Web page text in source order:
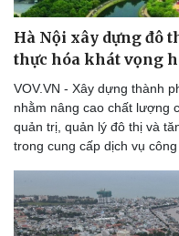
Hà Nội xây dựng đô
thực hóa khát vọng
VOV.VN - Xây dựng thành
nhằm nâng cao chất lượng
quản trị, quản lý đô thị và
trong cung cấp dịch vụ